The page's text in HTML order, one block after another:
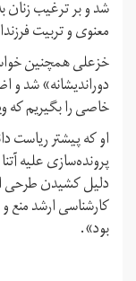
شد و بر ترغیب زنان
معنوی و تربیت
خزعلی همچنین
دوراندیشانه» شد
خاصی را بگیریم که
او که پیشتر ریاست
پرونده‌سازی علیه
دلیل کشیدن طرحی
کارشناسی ارشد
بود».